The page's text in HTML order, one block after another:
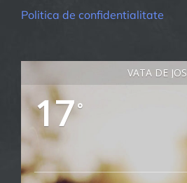
Politica de confidentialitate
VATA DE JOS
17°